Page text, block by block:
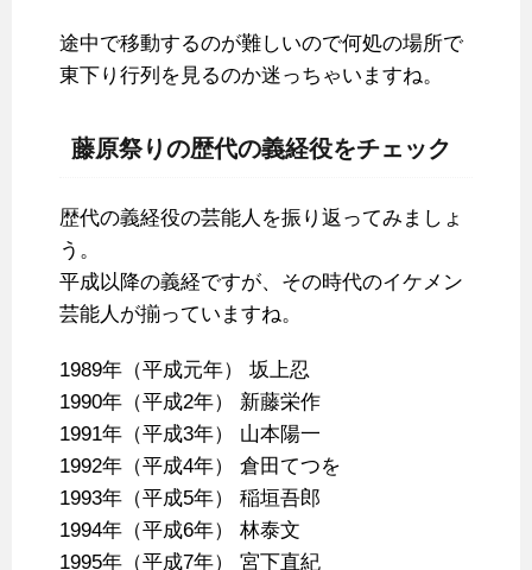
途中で移動するのが難しいので何処の場所で
東下り行列を見るのか迷っちゃいますね。
藤原祭りの歴代の義経役をチェック
歴代の義経役の芸能人を振り返ってみましょ
う。
平成以降の義経ですが、その時代のイケメン
芸能人が揃っていますね。
1989年（平成元年） 坂上忍
1990年（平成2年） 新藤栄作
1991年（平成3年） 山本陽一
1992年（平成4年） 倉田てつを
1993年（平成5年） 稲垣吾郎
1994年（平成6年） 林泰文
1995年（平成7年） 宮下直紀